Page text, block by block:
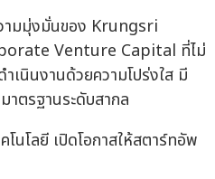
ามมุ่งมั่นของ Krungsri
Venture Capital ที่ไม่
นินงานด้วยความโปร่งใส มี
ตรฐานระดับสากล
นโลยี เปิดโอกาสให้สตาร์ทอัพ